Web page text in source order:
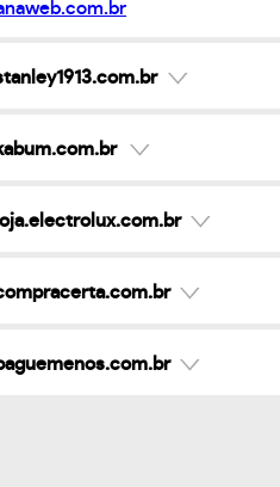
loja.electrolux.com.br